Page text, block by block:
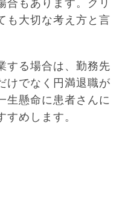
合もあります。クリ
も大切な考え方と言
する場合は、勤務先
けでなく円満退職が
生懸命に患者さんに
めします。